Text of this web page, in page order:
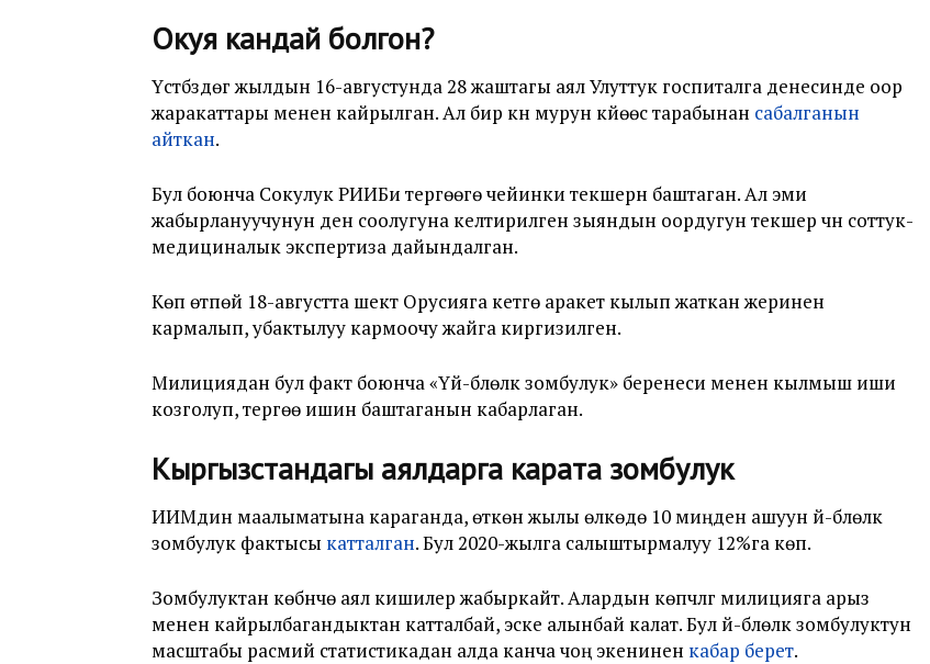
Окуя кандай болгон?
Үстүбүздөгү жылдын 16-августунда 28 жаштагы аял Улуттук госпиталга денесинде оор
жаракаттары менен кайрылган. Ал бир күн мурун күйөөсү тарабынан сабалганын
айткан.
Бул боюнча Сокулук РИИБи тергөөгө чейинки текшерүүнү баштаган. Ал эми
жабырлануучунун ден соолугуна келтирилген зыяндын оордугун текшерүү үчүн соттук-
медициналык экспертиза дайындалган.
Көп өтпөй 18-августта шектүү Орусияга кетүүгө аракет кылып жаткан жеринен
кармалып, убактылуу кармоочу жайга киргизилген.
Милициядан бул факт боюнча «Үй-бүлөлүк зомбулук» беренеси менен кылмыш иши
козголуп, тергөө ишин баштаганын кабарлаган.
Кыргызстандагы аялдарга карата зомбулук
ИИМдин маалыматына караганда, өткөн жылы өлкөдө 10 миңден ашуун үй-бүлөлүк
зомбулук фактысы катталган. Бул 2020-жылга салыштырмалуу 12%га көп.
Зомбулуктан көбүнчө аял кишилер жабыркайт. Алардын көпчүлүгү милицияга арыз
менен кайрылбагандыктан катталбай, эске алынбай калат. Бул үй-бүлөлүк зомбулуктун
масштабы расмий статистикадан алда канча чоң экенинен кабар берет.